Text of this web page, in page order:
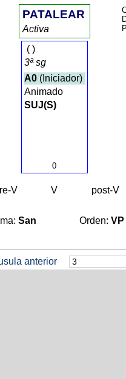
PATALEAR
Activa
()
3ª sg
A0(Iniciador)
Animado
SUJ(S)
0
V V post-V
San Orden: VP
anterior